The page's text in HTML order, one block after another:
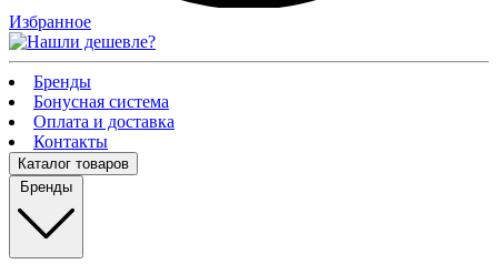
Избранное
Бренды
Бонусная система
Оплата и доставка
Контакты
Каталог товаров
Бренды